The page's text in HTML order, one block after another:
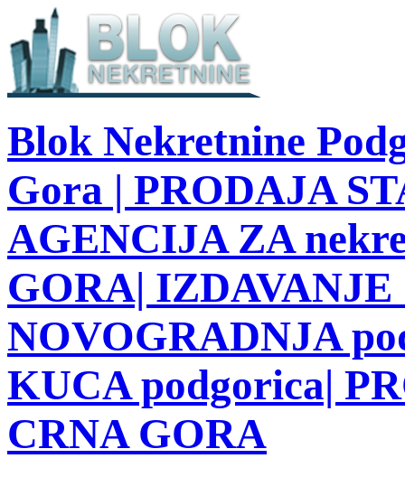
Blok Nekretnine
Gora | PRODAJA
AGENCIJA ZA
GORA| IZDAVANJE
NOVOGRADNJA
KUCA podgorica|
CRNA GORA